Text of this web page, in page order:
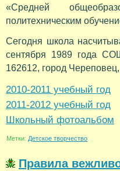
«Средней
политехническим
Сегодня школа
сентября 1989 года
162612, город
2010-2011 учебный год
2011-2012 учебный год
Школьный фотоальбом
Метки: Детское творчество
Правила